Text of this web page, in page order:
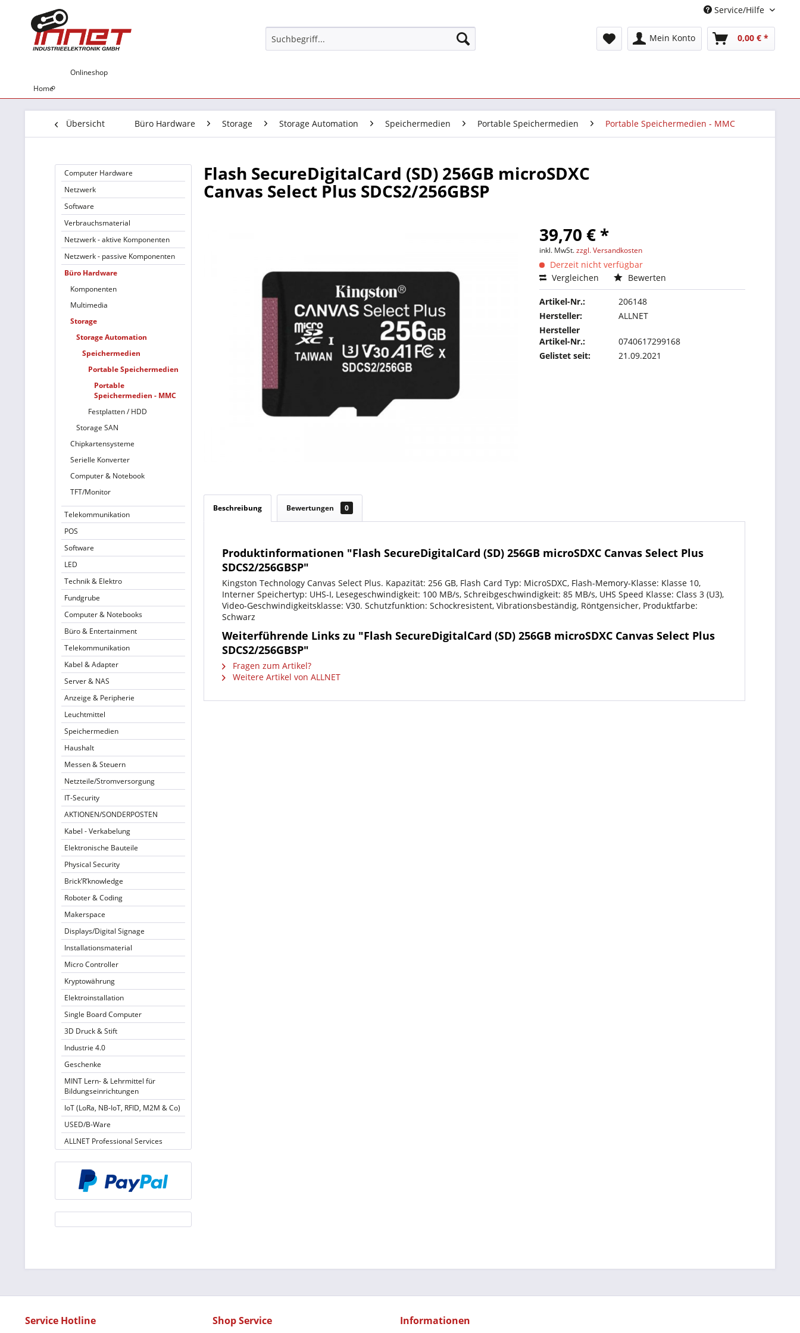
Service/Hilfe
Mein Konto 0,00 € *
Home
Onlineshop
Übersicht Büro Hardware Storage Storage Automation Speichermedien Portable Speichermedien Portable Speichermedien - MMC
Computer Hardware
Netzwerk
Software
Verbrauchsmaterial
Netzwerk - aktive Komponenten
Netzwerk - passive Komponenten
Büro Hardware
Komponenten
Multimedia
Storage
Storage Automation
Speichermedien
Portable Speichermedien
Portable
Speichermedien - MMC
Festplatten / HDD
Storage SAN
Chipkartensysteme
Serielle Konverter
Computer & Notebook
TFT/Monitor
Telekommunikation
POS
Software
LED
Technik & Elektro
Fundgrube
Computer & Notebooks
Büro & Entertainment
Telekommunikation
Kabel & Adapter
Server & NAS
Anzeige & Peripherie
Leuchtmittel
Speichermedien
Haushalt
Messen & Steuern
Netzteile/Stromversorgung
IT-Security
AKTIONEN/SONDERPOSTEN
Kabel - Verkabelung
Elektronische Bauteile
Physical Security
Brick’R’knowledge
Roboter & Coding
Makerspace
Displays/Digital Signage
Installationsmaterial
Micro Controller
Kryptowährung
Elektroinstallation
Single Board Computer
3D Druck & Stift
Industrie 4.0
Geschenke
MINT Lern- & Lehrmittel für
Bildungseinrichtungen
IoT (LoRa, NB-IoT, RFID, M2M & Co)
USED/B-Ware
ALLNET Professional Services
Flash SecureDigitalCard (SD) 256GB microSDXC
Canvas Select Plus SDCS2/256GBSP
39,70 € *
inkl. MwSt.zzgl. Versandkosten
Derzeit nicht verfügbar
Vergleichen
Bewerten
Artikel-Nr.:
206148
Hersteller:
ALLNET
Hersteller
Artikel-Nr.:
0740617299168
Gelistet seit:
21.09.2021
Beschreibung Bewertungen 0
Produktinformationen "Flash SecureDigitalCard (SD) 256GB microSDXC Canvas Select Plus
SDCS2/256GBSP"
Kingston Technology Canvas Select Plus. Kapazität: 256 GB, Flash Card Typ: MicroSDXC, Flash-Memory-Klasse: Klasse 10,
Interner Speichertyp: UHS-I, Lesegeschwindigkeit: 100 MB/s, Schreibgeschwindigkeit: 85 MB/s, UHS Speed Klasse: Class 3 (U3),
Video-Geschwindigkeitsklasse: V30. Schutzfunktion: Schockresistent, Vibrationsbeständig, Röntgensicher, Produktfarbe:
Schwarz
Weiterführende Links zu "Flash SecureDigitalCard (SD) 256GB microSDXC Canvas Select Plus
SDCS2/256GBSP"
Fragen zum Artikel?
Weitere Artikel von ALLNET
Service Hotline Shop Service Informationen